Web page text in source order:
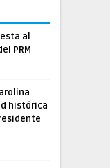
al
PRM
histórica